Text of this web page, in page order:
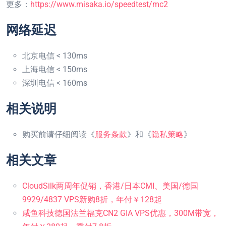
更多： https://www.misaka.io/speedtest/mc2
网络延迟
北京电信 < 130ms
上海电信 < 150ms
深圳电信 < 160ms
相关说明
购买前请仔细阅读《服务条款》和《隐私策略》
相关文章
CloudSilk两周年促销，香港/日本CMI、美国/德国
9929/4837 VPS新购8折，年付￥128起
咸鱼科技德国法兰福克CN2 GIA VPS优惠，300M带宽，